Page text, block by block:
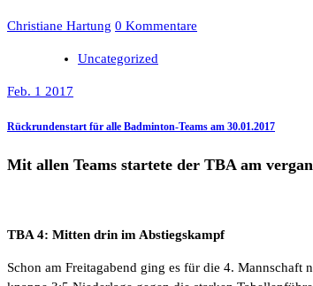
Christiane Hartung 0 Kommentare
Uncategorized
Feb. 1 2017
Rückrundenstart für alle Badminton-Teams am 30.01.2017
Mit allen Teams startete der TBA am
TBA 4: Mitten drin im Abstiegskampf
Schon am Freitagabend ging es für die 4.